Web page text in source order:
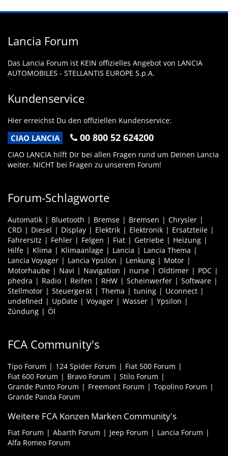
Lancia Forum
Das Lancia Forum ist KEIN offizielles Angebot von LANCIA
AUTOMOBILES - STELLANTIS EUROPE S.p.A.
Kundenservice
Hier erreichst Du den offiziellen Kundenservice:
CIAO LANCIA 00 800 52 624200
CIAO LANCIA hilft Dir bei allen Fragen rund um Deinen Lancia
weiter. NICHT bei Fragen zu unserem Forum!
Forum-Schlagworte
Automatik Bluetooth Bremse Bremsen
Chrysler
CRD
Diesel Display Elektrik Elektronik
Ersatzteile
Fahrersitz
Fehler Felgen Fiat Getriebe
Heizung
Hilfe
Klima Klimaanlage Lancia
Lancia Thema
Lancia Voyager
Lancia Ypsilon Lenkung
Motor
Motorhaube
Navi Navigation nurse Oldtimer
PDC
phedra
Radio Reifen RHW Scheinwerfer
Software
Stellmotor
Steuergerät Thema tuning
Uconnect
undefined
UpDate Voyager Wasser
Ypsilon
Zündung
Öl
FCA Community's
Tipo Forum 124 Spider Forum
Fiat 500 Forum
Fiat 600 Forum
Bravo Forum
Stilo Forum
Grande Punto Forum
Freemont Forum
Topolino Forum
Grande Panda Forum
Weitere FCA Konzen Marken Community's
Fiat Forum Abarth Forum Jeep Forum
Lancia Forum
Alfa Romeo Forum